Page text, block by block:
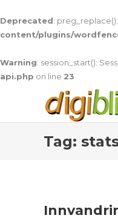
Deprecated:
content/plugins/
Warning: session_start():
api.php on line 23
Tag: